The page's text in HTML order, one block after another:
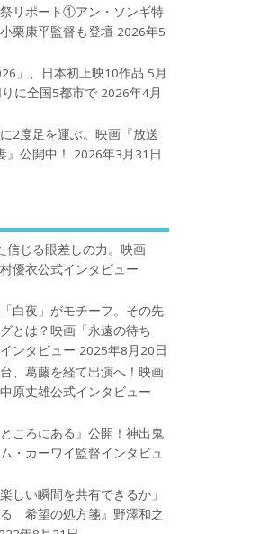
リポート①アン・ソンギ特
栗康平監督も登壇 2026年5
」、日本初上映10作品 5月
に全国5都市で 2026年4月
2度足を運ぶ。映画『放送
公開中！
2026年3月31日
信じる眼差しの力。映画
優衣公式インタビュー
白夜」がモチーフ。その先
とは？映画「永遠の待ち
ンタビュー 2025年8月20日
、葛藤を経て出演へ！映画
原丈雄公式インタビュー
ころにある』公開！神出鬼
・カーワイ監督インタビュ
しい瞬間を共有できるか」
希望の処方箋』野澤和之